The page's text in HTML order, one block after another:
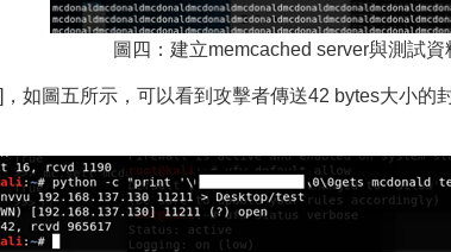
圖四：建立memcached server與測試資
如圖五所示，可以看到攻擊者傳送42 bytes大小的